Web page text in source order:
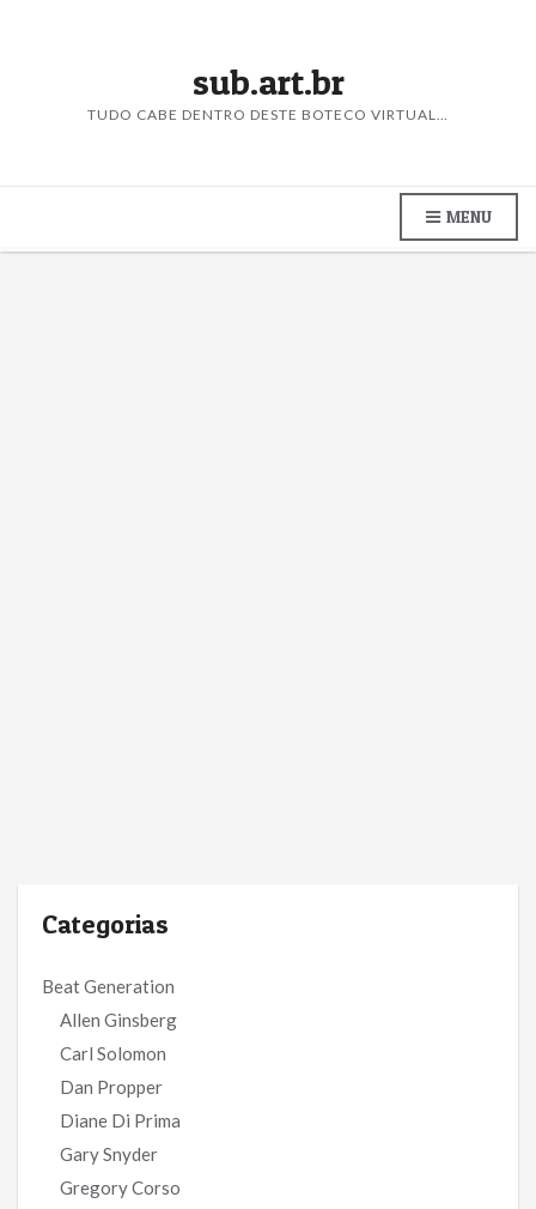
sub.art.br
TUDO CABE DENTRO DESTE BOTECO VIRTUAL…
MENU
Categorias
Beat Generation
Allen Ginsberg
Carl Solomon
Dan Propper
Diane Di Prima
Gary Snyder
Gregory Corso